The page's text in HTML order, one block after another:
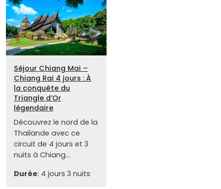
Séjour Chiang Mai –
Chiang Rai 4 jours : À
la conquête du
Triangle d’Or
légendaire
Découvrez le nord de la
Thaïlande avec ce
circuit de 4 jours et 3
nuits à Chiang...
Durée: 4 jours 3 nuits